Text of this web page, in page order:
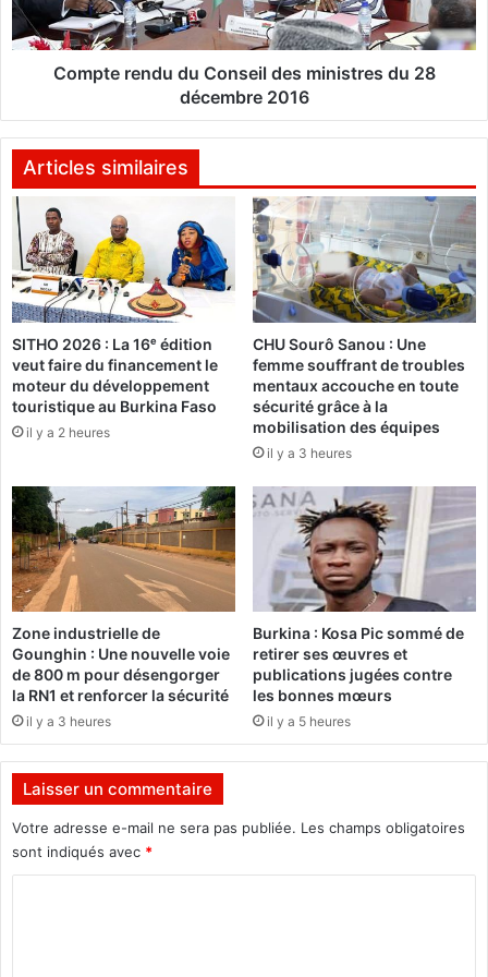
e
f
t
-
m
j
o
r
g
é
n
é
r
n
o
m
m
é
n
d
u
o
n
s
e
i
l
d
e
s
m
i
n
s
t
r
e
s
d
2
8
d
é
e
b
r
e
2
Compte rendu du Conseil des ministres du 28
décembre 2016
Articles similaires
SITHO 2026 : La 16ᵉ édition
veut faire du financement le
moteur du développement
touristique au Burkina Faso
il y a 2 heures
CHU Sourô Sanou : Une
femme souffrant de troubles
mentaux accouche en toute
sécurité grâce à la
mobilisation des équipes
il y a 3 heures
Zone industrielle de
Gounghin : Une nouvelle voie
de 800 m pour désengorger
la RN1 et renforcer la sécurité
il y a 3 heures
Burkina : Kosa Pic sommé de
retirer ses œuvres et
publications jugées contre
les bonnes mœurs
il y a 5 heures
Laisser un commentaire
Votre adresse e-mail ne sera pas publiée. Les champs obligatoires
sont indiqués avec *